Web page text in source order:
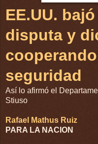
EE.UU.
disputa y
seguridad
Así lo afirmó el
Stiuso
Rafael Mathus Ruiz
PARA LA NACION